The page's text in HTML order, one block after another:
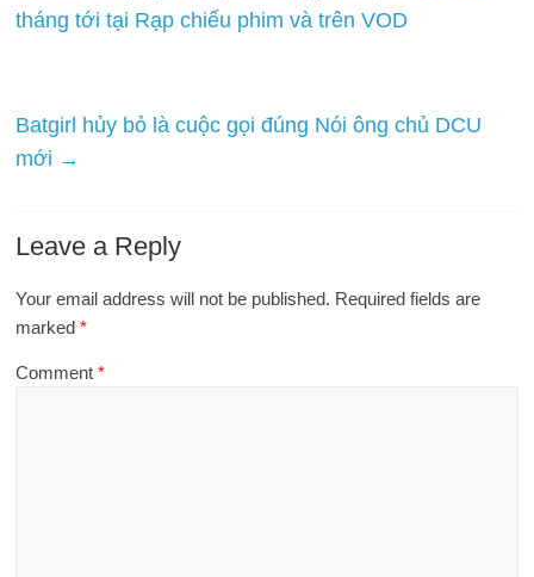
tháng tới tại Rạp chiếu phim và trên VOD
Batgirl hủy bỏ là cuộc gọi đúng Nói ông chủ DCU
mới →
Leave a Reply
Your email address will not be published. Required fields are
marked*
Comment*